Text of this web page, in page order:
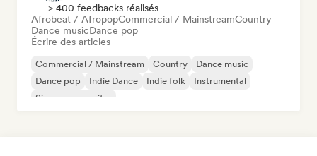
> 400 feedbacks réalisés
Afrobeat / AfropopCommercial / MainstreamCountry
Dance musicDance pop
Écrire des articles
Commercial / Mainstream Country
Dance music
Dance pop
Indie Dance Indie folk
Instrumental
Singer-songwriter